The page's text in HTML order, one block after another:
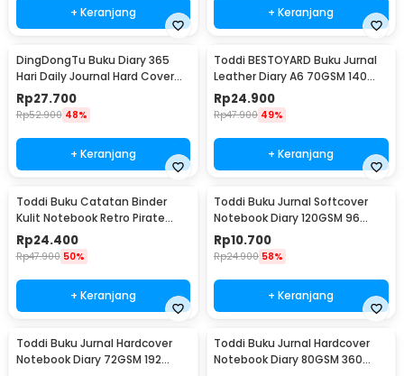
+ Keranjang + Keranjang
DingDongTu Buku Diary 365
Hari Daily Journal Hard Cover
128 Lembar - DDT-4083
Rp27.700
Rp52.900 48%
+ Keranjang
Toddi BESTOYARD Buku Jurnal
Leather Diary A6 70GSM 140
Halaman Blank - ZB-45
Rp24.900
Rp47.900 49%
+ Keranjang
Toddi Buku Catatan Binder
Kulit Notebook Retro Pirate
Compass - ZB-45
Rp24.400
Rp47.900 50%
+ Keranjang
Toddi Buku Jurnal Softcover
Notebook Diary 120GSM 96
Halaman Blank - BQ-14
Rp10.700
Rp24.900 58%
+ Keranjang
Toddi Buku Jurnal Hardcover
Notebook Diary 72GSM 192
Toddi Buku Jurnal Hardcover
Notebook Diary 80GSM 360